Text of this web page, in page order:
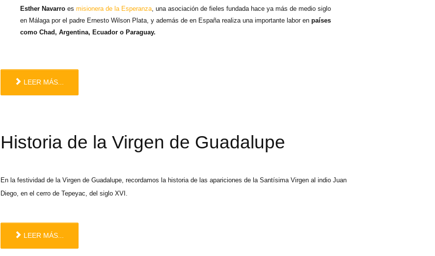
Esther Navarroes misionera de la Esperanza, una asociación de fieles fundada hace ya más de medio siglo
en Málaga por el padre Ernesto Wilson Plata, y además de en España realiza una importante labor en países
como Chad, Argentina, Ecuador o Paraguay.
LEER MÁS...
Historia de la Virgen de Guadalupe
En la festividad de la Virgen de Guadalupe, recordamos la historia de las apariciones de la Santísima Virgen al indio Juan
Diego, en el cerro de Tepeyac, del siglo XVI.
LEER MÁS...